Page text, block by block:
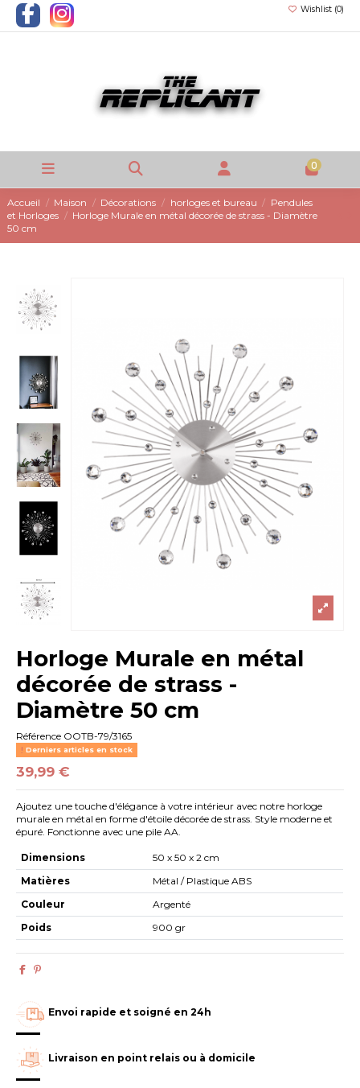
Wishlist (0)
0
Accueil Maison Décorations horloges et bureau
Pendules
et Horloges
Horloge Murale en métal décorée de strass - Diamètre
50 cm
Horloge Murale en métal
décorée de strass -
Diamètre 50 cm
Référence OOTB-79/3165
Derniers articles en stock
39,99 €
Ajoutez une touche d'élégance à votre intérieur avec notre horloge
murale en métal en forme d'étoile décorée de strass. Style moderne et
épuré. Fonctionne avec une pile AA.
Dimensions
50 x 50 x 2 cm
Matières
Métal / Plastique ABS
Couleur
Argenté
Poids
900 gr
Envoi rapide et soigné en 24h
Livraison en point relais ou à domicile